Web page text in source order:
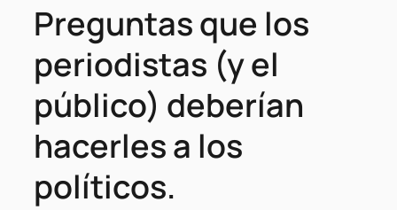
Preguntas que los
periodistas (y el
público) deberían
hacerles a los
políticos.